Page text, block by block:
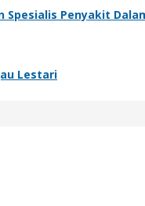
Spesialis Penyakit
Lestari